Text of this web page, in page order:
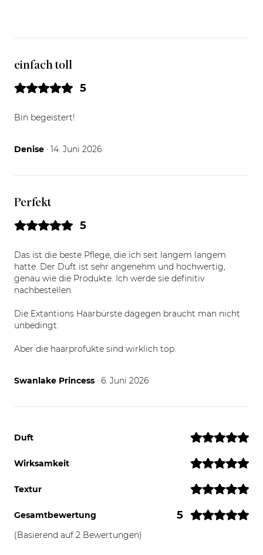
einfach toll
5
Bin begeistert!
Denise 14.06.26
· 14. Juni 2026
Perfekt
5
Das ist die beste Pflege, die ich seit langem langem
hatte. Der Duft ist sehr angenehm und hochwertig,
genau wie die Produkte. Ich werde sie definitiv
nachbestellen.
Die Extantions Haarbürste dagegen braucht man nicht
unbedingt.
Aber die haarprofukte sind wirklich top.
Swanlake Princess 06.06.26
· 6. Juni 2026
Duft
Wirksamkeit
Textur
Gesamtbewertung 5
(Basierend auf 2 Bewertungen)